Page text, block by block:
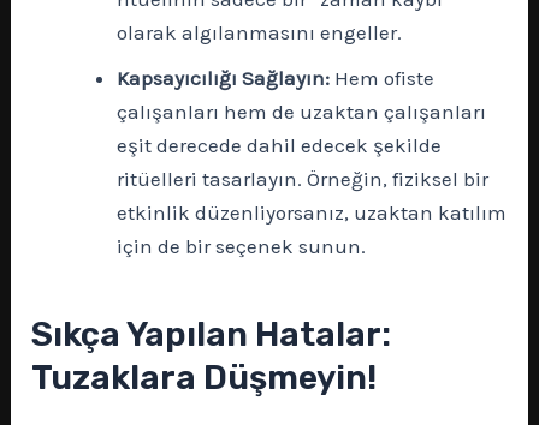
olarak algılanmasını engeller.
Kapsayıcılığı Sağlayın: Hem ofiste
çalışanları hem de uzaktan çalışanları
eşit derecede dahil edecek şekilde
ritüelleri tasarlayın. Örneğin, fiziksel bir
etkinlik düzenliyorsanız, uzaktan katılım
için de bir seçenek sunun.
Sıkça Yapılan Hatalar:
Tuzaklara Düşmeyin!